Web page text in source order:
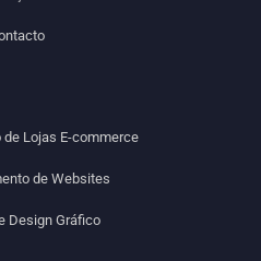
Lojas E-commerce
de Websites
Design Gráfico